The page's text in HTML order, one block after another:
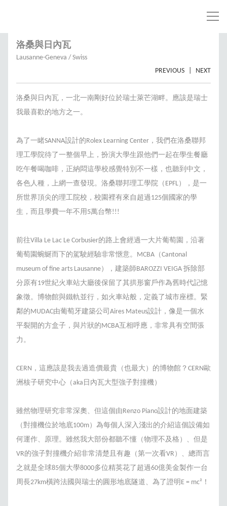
洛桑與日內瓦
Lausanne-Geneva / Swiss
PREVIOUS
NEXT
洛桑與日內瓦，一北一南剛好位於瑞士萊芒湖畔。應該是瑞士
我最喜歡的地方之一。
為了一睹SANNA設計的Rolex Learning Center，我們在洛桑聯邦
理工學院待了一整個早上，扮演大學生跟他們一起在學生餐廳
吃午餐喝咖啡，正納悶這學校感覺特別不一樣，也聽到中文，
各色人種，上網一查發現。洛桑聯邦理工學院（EPFL），是一
所世界頂尖的理工院校，校園裡有來自超過125個國家的學
生，而且學費一年不用5萬台幣!!!
前往Villa Le Lac Le Corbusier的路上會經過一大片葡萄園，沿著
葡萄園蜿蜒而下的駕駛經驗非常愜意。MCBA（Cantonal
museum of fine arts Lausanne），建築師BAROZZI VEIGA 拆除部
分原有19世紀火車站大廳後保留了其拱形窗戶作為舊時代記憶
象徵。博物館與鐵軌並行，如火車站般，定義了城市座標。緊
鄰的MUDAC由葡萄牙建築公司Aires Mateus設計，像是一個水
平裂開的方盒子，與片狀的MCBA互相呼應，非常具有空間張
力。
CERN，這應該是我去過造價最貴（也最大）的博物館？CERN歐
洲核子研究中心（aka日內瓦大型強子對撞機）
雖然物理研究非常深奧、但這個由Renzo Piano設計的地面建築
（對撞機位於地底100m）為每個人深入淺出的介紹這個設備如
何運作、原理。雖然我大部份都聽不懂（物理不及格）、但是
VR的強子對撞機介紹非常清楚且有趣（第一次看VR）、總而言
之就是全球85個大學8000多位精英花了超過60億美金製作一台
周長27km橫跨法國與瑞士的圓形地底隧道、為了證明E = mc²！